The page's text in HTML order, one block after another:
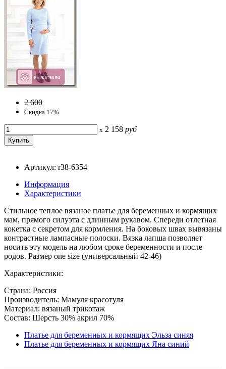
2 600
Скидка 17%
x 2 158 руб
Артикул: r38-6354
Информация
Характеристики
Стильное теплое вязаное платье для беременных и кормящих
мам, прямого силуэта с длинным рукавом. Спереди отлетная
кокетка с секретом для кормления. На боковых швах вывязаны
контрастные лампасные полоски. Вязка лапша позволяет
носить эту модель на любом сроке беременности и после
родов. Размер one size (универсальный 42-46)
Характеристики:
Страна: Россия
Производитель: Мамуля красотуля
Материал: вязаный трикотаж
Состав: Шерсть 30% акрил 70%
Платье для беременных и кормящих Эльза синяя
Платье для беременных и кормящих Яна синий